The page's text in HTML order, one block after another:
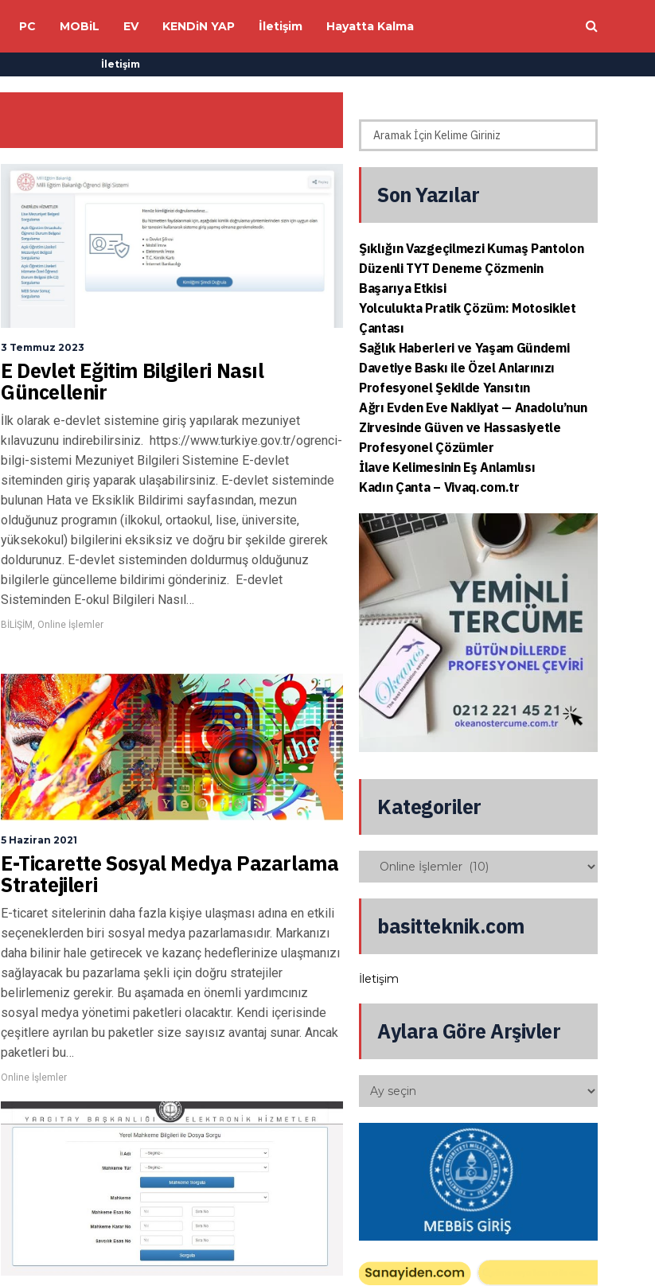
PC MOBiL EV KENDiN YAP İletişim Hayatta Kalma
İletişim
3 Temmuz 2023
E Devlet Eğitim Bilgileri Nasıl
Güncellenir
İlk olarak e-devlet sistemine giriş yapılarak mezuniyet
kılavuzunu indirebilirsiniz. https://www.turkiye.gov.tr/ogrenci-
bilgi-sistemi Mezuniyet Bilgileri Sistemine E-devlet
siteminden giriş yaparak ulaşabilirsiniz. E-devlet sisteminde
bulunan Hata ve Eksiklik Bildirimi sayfasından, mezun
olduğunuz programın (ilkokul, ortaokul, lise, üniversite,
yüksekokul) bilgilerini eksiksiz ve doğru bir şekilde girerek
doldurunuz. E-devlet sisteminden doldurmuş olduğunuz
bilgilerle güncelleme bildirimi gönderiniz. E-devlet
Sisteminden E-okul Bilgileri Nasıl…
BİLİŞİM , Online İşlemler
5 Haziran 2021
E-Ticarette Sosyal Medya Pazarlama
Stratejileri
E-ticaret sitelerinin daha fazla kişiye ulaşması adına en etkili
seçeneklerden biri sosyal medya pazarlamasıdır. Markanızı
daha bilinir hale getirecek ve kazanç hedeflerinize ulaşmanızı
sağlayacak bu pazarlama şekli için doğru stratejiler
belirlemeniz gerekir. Bu aşamada en önemli yardımcınız
sosyal medya yönetimi paketleri olacaktır. Kendi içerisinde
çeşitlere ayrılan bu paketler size sayısız avantaj sunar. Ancak
paketleri bu…
Online İşlemler
Son Yazılar
Şıklığın Vazgeçilmezi Kumaş Pantolon
Düzenli TYT Deneme Çözmenin
Başarıya Etkisi
Yolculukta Pratik Çözüm: Motosiklet
Çantası
Sağlık Haberleri ve Yaşam Gündemi
Davetiye Baskı ile Özel Anlarınızı
Profesyonel Şekilde Yansıtın
Ağrı Evden Eve Nakliyat — Anadolu’nun
Zirvesinde Güven ve Hassasiyetle
Profesyonel Çözümler
İlave Kelimesinin Eş Anlamlısı
Kadın Çanta – Vivaq.com.tr
Kategoriler
basitteknik.com
İletişim
Aylara Göre Arşivler